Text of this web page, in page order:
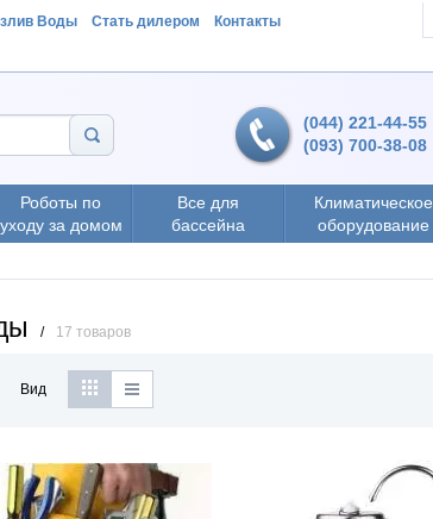
Воды Стать дилером Контакты
(044) 221-44-55
(093) 700-38-08
Роботы по
уходу за домом
Все для
бассейна
Климатическое
оборудование
/ 17 товаров
Вид